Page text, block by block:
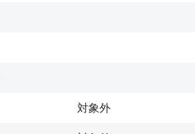
対象外